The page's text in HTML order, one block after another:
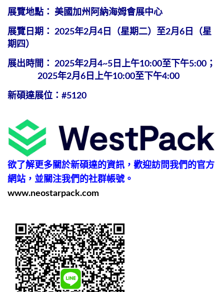
展覽地點： 美國加州阿納海姆會展中心
展覽日期： 2025年2月4日（星期二）至2月6日（星
期四）
展出時間： 2025年2月4~5日上午10:00至下午5:00；
2025年2月6日上午10:00至下午4:00
新碩達展位：#5120
欲了解更多關於新碩達的資訊，歡迎訪問我們的官方
網站，並關注我們的社群帳號。
www.neostarpack.com